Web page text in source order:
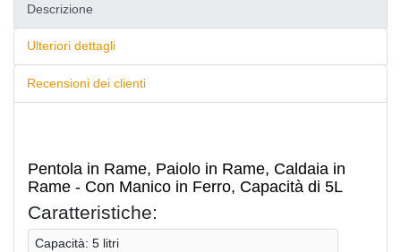
Descrizione
Ulteriori dettagli
Recensioni dei clienti
Pentola in Rame, Paiolo in Rame, Caldaia in
Rame - Con Manico in Ferro, Capacità di 5L
Caratteristiche:
Capacità: 5 litri